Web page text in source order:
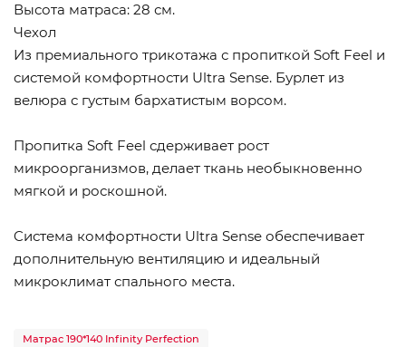
Высота матраса: 28 см.
Чехол
Из премиального трикотажа с пропиткой Soft Feel и
системой комфортности Ultra Sense. Бурлет из
велюра с густым бархатистым ворсом.
Пропитка Soft Feel сдерживает рост
микроорганизмов, делает ткань необыкновенно
мягкой и роскошной.
Cистема комфортности Ultra Sense обеспечивает
дополнительную вентиляцию и идеальный
микроклимат спального места.
Матрас 190*140 Infinity Perfection